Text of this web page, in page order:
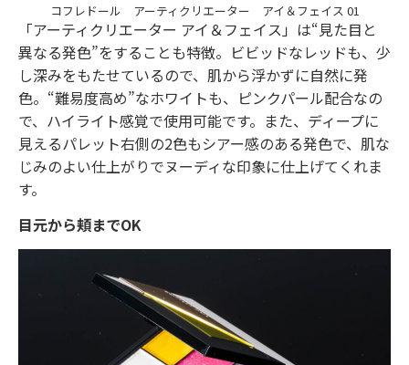
コフレドール アーティクリエーター アイ＆フェイス 01
「アーティクリエーター アイ＆フェイス」は“見た目と
異なる発色”をすることも特徴。ビビッドなレッドも、少
し深みをもたせているので、肌から浮かずに自然に発
色。“難易度高め”なホワイトも、ピンクパール配合なの
で、ハイライト感覚で使用可能です。また、ディープに
見えるパレット右側の2色もシアー感のある発色で、肌な
じみのよい仕上がりでヌーディな印象に仕上げてくれま
す。
目元から頬までOK